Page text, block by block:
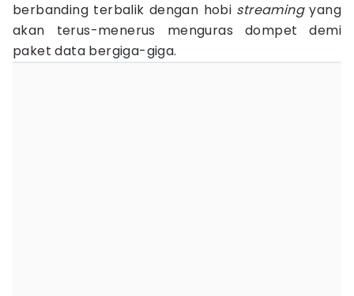
berbanding terbalik dengan hobi streamingyang
akan terus-menerus menguras dompet demi
paket data bergiga-giga.